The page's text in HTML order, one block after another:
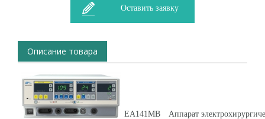
Оставить заявку
Описание товара
ЕА141МВ
Аппарат